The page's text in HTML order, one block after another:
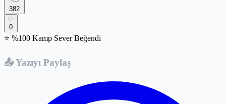
382
0
⭐ %100 Kamp Sever Beğendi
📤 Yazıyı Paylaş